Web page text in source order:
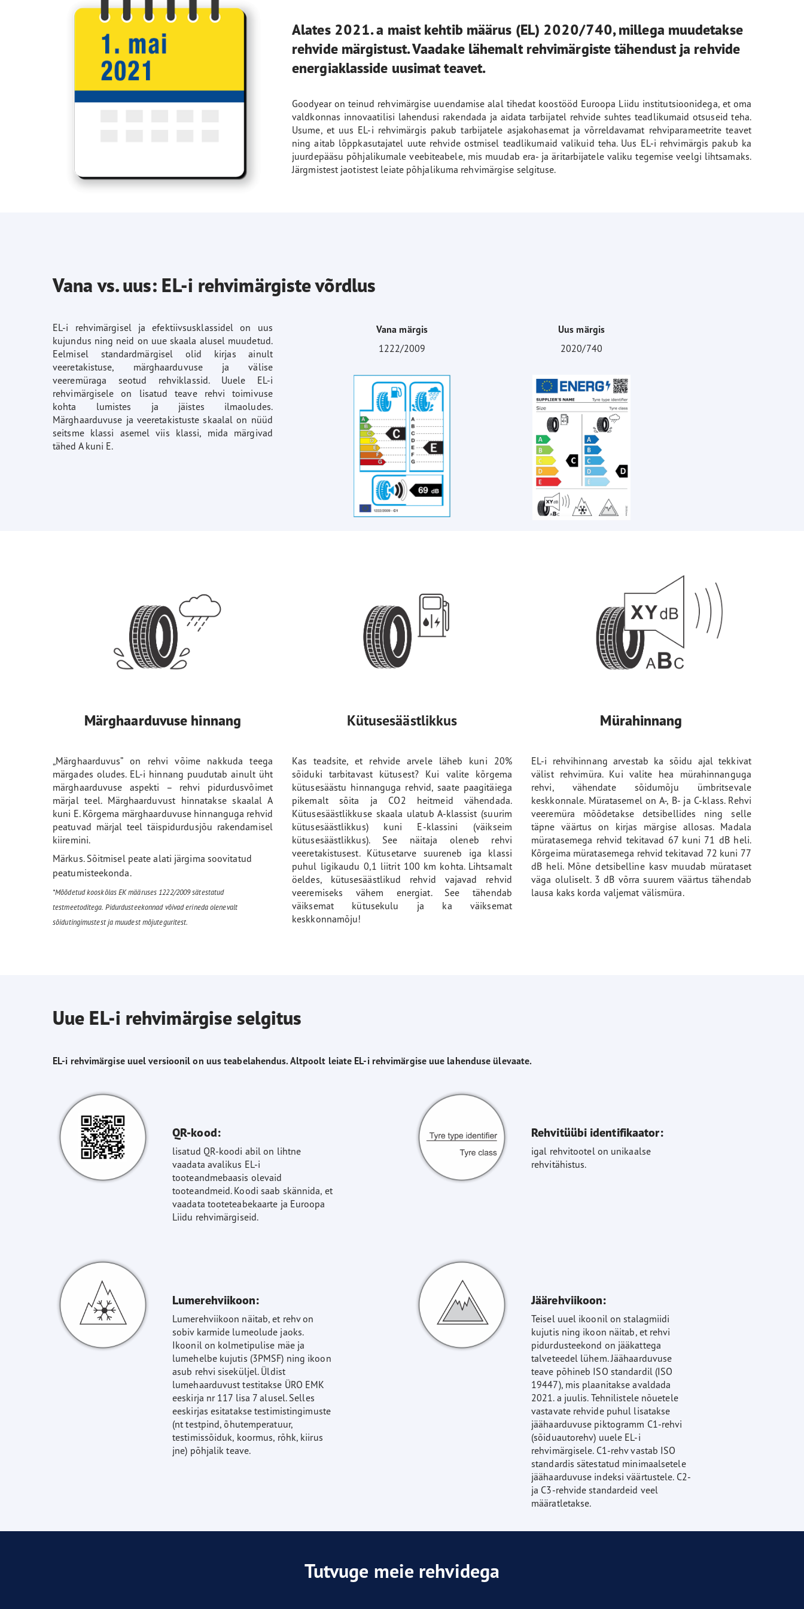
Alates 2021. a maist kehtib määrus (EL) 2020/740, millega muudetakse
rehvide märgistust. Vaadake lähemalt rehvimärgiste tähendust ja rehvide
energiaklasside uusimat teavet.
Goodyear on teinud rehvimärgise uuendamise alal tihedat koostööd Euroopa Liidu institutsioonidega, et oma
valdkonnas innovaatilisi lahendusi rakendada ja aidata tarbijatel rehvide suhtes teadlikumaid otsuseid teha.
Usume, et uus EL-i rehvimärgis pakub tarbijatele asjakohasemat ja võrreldavamat rehviparameetrite teavet
ning aitab lõppkasutajatel uute rehvide ostmisel teadlikumaid valikuid teha. Uus EL-i rehvimärgis pakub ka
juurdepääsu põhjalikumale veebiteabele, mis muudab era- ja äritarbijatele valiku tegemise veelgi lihtsamaks.
Järgmistest jaotistest leiate põhjalikuma rehvimärgise selgituse.
Vana vs. uus: EL-i rehvimärgiste võrdlus
EL-i rehvimärgisel ja efektiivsusklassidel on uus
kujundus ning neid on uue skaala alusel muudetud.
Eelmisel standardmärgisel olid kirjas ainult
veeretakistuse, märghaarduvuse ja välise
veeremüraga seotud rehviklassid. Uuele EL-i
rehvimärgisele on lisatud teave rehvi toimivuse
kohta lumistes ja jäistes ilmaoludes.
Märghaarduvuse ja veeretakistuste skaalal on nüüd
seitsme klassi asemel viis klassi, mida märgivad
tähed A kuni E.
Vana märgis
1222/2009
Uus märgis
2020/740
Märghaarduvuse hinnang
„Märghaarduvus” on rehvi võime nakkuda teega
märgades oludes. EL-i hinnang puudutab ainult üht
märghaarduvuse aspekti – rehvi pidurdusvõimet
märjal teel. Märghaarduvust hinnatakse skaalal A
kuni E. Kõrgema märghaarduvuse hinnanguga rehvid
peatuvad märjal teel täispidurdusjõu rakendamisel
kiiremini.
Märkus. Sõitmisel peate alati järgima soovitatud
peatumisteekonda.
*Mõõdetud kooskõlas EK määruses 1222/2009 sätestatud
testmeetoditega. Pidurdusteekonnad võivad erineda olenevalt
sõidutingimustest ja muudest mõjuteguritest.
Kütusesäästlikkus
Kas teadsite, et rehvide arvele läheb kuni 20%
sõiduki tarbitavast kütusest? Kui valite kõrgema
kütusesäästu hinnanguga rehvid, saate paagitäiega
pikemalt sõita ja CO2 heitmeid vähendada.
Kütusesäästlikkuse skaala ulatub A-klassist (suurim
kütusesäästlikkus) kuni E-klassini (väikseim
kütusesäästlikkus). See näitaja oleneb rehvi
veeretakistusest. Kütusetarve suureneb iga klassi
puhul ligikaudu 0,1 liitrit 100 km kohta. Lihtsamalt
öeldes, kütusesäästlikud rehvid vajavad rehvid
veeremiseks vähem energiat. See tähendab
väiksemat kütusekulu ja ka väiksemat
keskkonnamõju!
Mürahinnang
EL-i rehvihinnang arvestab ka sõidu ajal tekkivat
välist rehvimüra. Kui valite hea mürahinnanguga
rehvi, vähendate sõidumõju ümbritsevale
keskkonnale. Müratasemel on A-, B- ja C-klass. Rehvi
veeremüra mõõdetakse detsibellides ning selle
täpne väärtus on kirjas märgise allosas. Madala
müratasemega rehvid tekitavad 67 kuni 71 dB heli.
Kõrgeima müratasemega rehvid tekitavad 72 kuni 77
dB heli. Mõne detsibelline kasv muudab mürataset
väga oluliselt. 3 dB võrra suurem väärtus tähendab
lausa kaks korda valjemat välismüra.
Uue EL-i rehvimärgise selgitus
EL-i rehvimärgise uuel versioonil on uus teabelahendus. Altpoolt leiate EL-i rehvimärgise uue lahenduse ülevaate.
QR-kood:
lisatud QR-koodi abil on lihtne
vaadata avalikus EL-i
tooteandmebaasis olevaid
tooteandmeid. Koodi saab skännida, et
vaadata tooteteabekaarte ja Euroopa
Liidu rehvimärgiseid.
Rehvitüübi identifikaator:
igal rehvitootel on unikaalse
rehvitähistus.
Lumerehviikoon:
Lumerehviikoon näitab, et rehv on
sobiv karmide lumeolude jaoks.
Ikoonil on kolmetipulise mäe ja
lumehelbe kujutis (3PMSF) ning ikoon
asub rehvi siseküljel. Üldist
lumehaarduvust testitakse ÜRO EMK
eeskirja nr 117 lisa 7 alusel. Selles
eeskirjas esitatakse testimistingimuste
(nt testpind, õhutemperatuur,
testimissõiduk, koormus, rõhk, kiirus
jne) põhjalik teave.
Jäärehviikoon:
Teisel uuel ikoonil on stalagmiidi
kujutis ning ikoon näitab, et rehvi
pidurdusteekond on jääkattega
talveteedel lühem. Jäähaarduvuse
teave põhineb ISO standardil (ISO
19447), mis plaanitakse avaldada
2021. a juulis. Tehnilistele nõuetele
vastavate rehvide puhul lisatakse
jäähaarduvuse piktogramm C1-rehvi
(sõiduautorehv) uuele EL-i
rehvimärgisele. C1-rehv vastab ISO
standardis sätestatud minimaalsetele
jäähaarduvuse indeksi väärtustele. C2-
ja C3-rehvide standardeid veel
määratletakse.
Tutvuge meie rehvidega